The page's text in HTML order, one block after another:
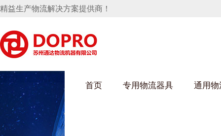
精益生产物流解决方案提供商！
首页 专用物流器具
好色先生成人污架
丝车/纺丝车
通用
乌龟车/平台车
化纤纺织行业